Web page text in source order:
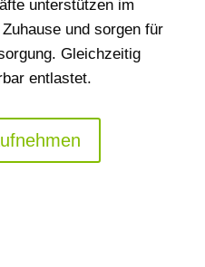
unterstützen im
und sorgen für
Gleichzeitig
entlastet.